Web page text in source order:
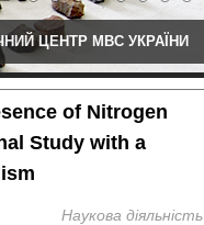
ЦЕНТР МВС УКРАЇНИ
of Nitrogen
Study with a
Наукова діяльність